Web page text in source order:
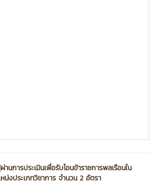
นการประเมินเพื่อรับโอนข้าราชการพลเรือนใน
งประเภทวิชาการ จำนวน 2 อัตรา